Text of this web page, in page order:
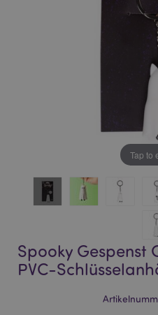
Tap to
Spooky Gespenst
PVC-